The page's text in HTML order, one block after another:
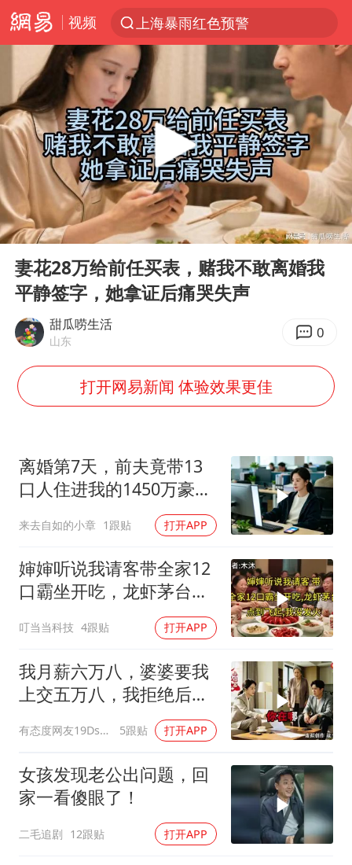
视频
上海暴雨红色预警
跨界融合拉长夏日经济消费链条
王艺迪2-4张本美和 无缘横滨赛决赛
四川宜宾5.5级地震后余震为何不断
2026年7月份居民消费价格同比上涨0.5%
浙江海域将现5到8米巨浪到狂浪
伯克希尔净买入约200亿美元股票
“伊斯兰版北约”出现
武契奇会见泽连斯基有何意图
白海豚5次眼壁置换
方桃子代言广告视频已下架
白海豚在海上打了个结
河南警方公开征集黑恶犯罪线索
构建更高水平的全民健身公共服务体系
Play
00:00 1:12:34
妻花28万给前任买表，赌我不敢离婚我
平静签字，她拿证后痛哭失声
甜瓜唠生活
山东 0
打开网易新闻 体验效果更佳
离婚第7天，前夫竟带13
口人住进我的1450万豪
来去自如的小章 1跟贴 打开APP
婶婶听说我请客带全家12
口霸坐开吃，龙虾茅台点
叮当当科技 4跟贴 打开APP
我月薪六万八，婆婆要我
上交五万八，我拒绝后她
换了门锁，12天后我决意
离婚
有态度网友19Dsym 5跟贴 打开APP
女孩发现老公出问题，回
家一看傻眼了！
二毛追剧 12跟贴 打开APP